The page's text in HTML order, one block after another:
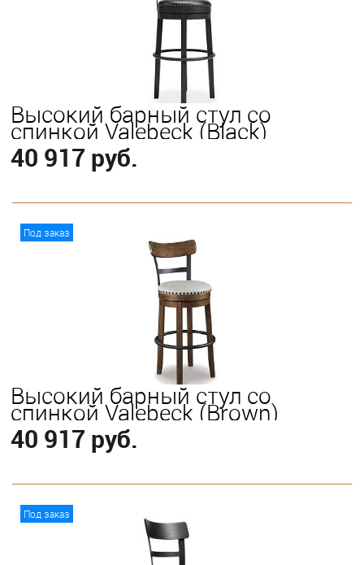
Высокий барный стул со
спинкой Valebeck (Black)
40 917 руб.
Под заказ
Высокий барный стул со
спинкой Valebeck (Brown)
40 917 руб.
Под заказ